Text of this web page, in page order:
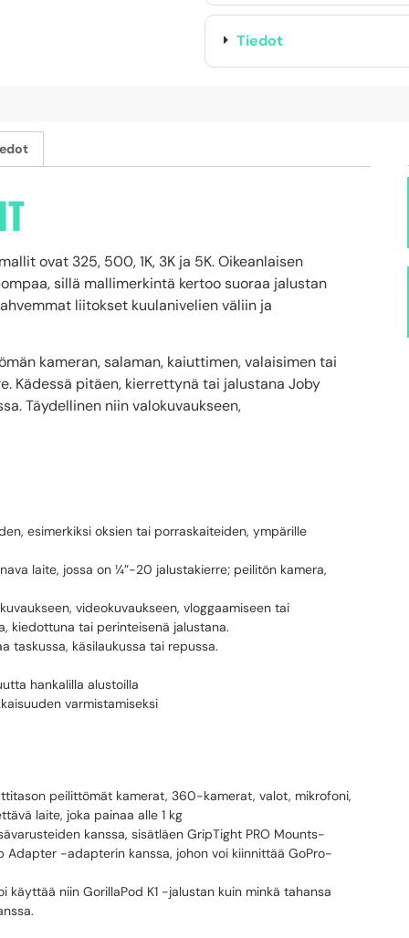
Tiedot
ovat 325, 500, 1K, 3K ja 5K. Oikeanlaisen
sillä mallimerkintä kertoo suoraa jalustan
liitokset kuulanivelien väliin ja
kameran, salaman, kaiuttimen, valaisimen tai
Kädessä pitäen, kierrettynä tai jalustana Joby
Täydellinen niin valokuvaukseen,
esimerkiksi oksien tai porraskaiteiden, ympärille
laite, jossa on ¼”-20 jalustakierre; peilitön kamera,
videokuvaukseen, vloggaamiseen tai
kiedottuna tai perinteisenä jalustana.
taskussa, käsilaukussa tai repussa.
hankalilla alustoilla
varmistamiseksi
peilittömät kamerat, 360-kamerat, valot, mikrofoni,
laite, joka painaa alle 1 kg
kanssa, sisätläen GripTight PRO Mounts-
Adapter -adapterin kanssa, johon voi kiinnittää GoPro-
käyttää niin GorillaPod K1 -jalustan kuin minkä tahansa